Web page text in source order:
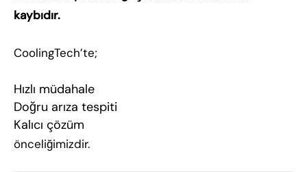
kaybıdır.
CoolingTech’te;
Hızlı müdahale
Doğru arıza tespiti
Kalıcı çözüm
önceliğimizdir.